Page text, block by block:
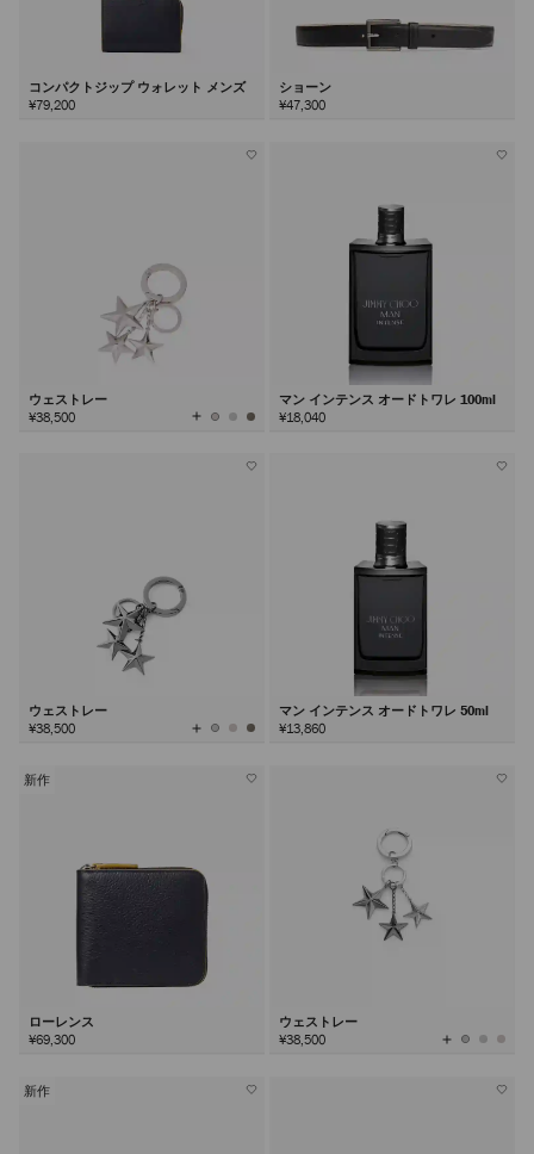
コンパクトジップ ウォレット メンズ
¥79,200
ショーン
¥47,300
ウェストレー
¥38,500
全
て
マン インテンス オードトワレ 100ml
¥18,040
ウェストレー
¥38,500
全
て
マン インテンス オードトワレ 50ml
¥13,860
新作
ローレンス
¥69,300
ウェストレー
¥38,500
全
て
新作